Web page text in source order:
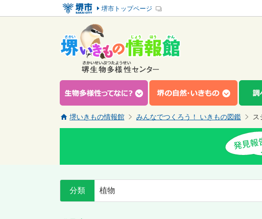
堺市トップページ
堺いきもの情報館 みんなでつくろう！ いきもの図鑑 ス
分類 植物